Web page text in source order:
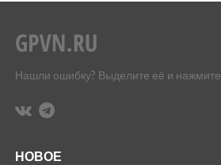
Нашли ошибку? Выделите её и нажмите
НОВОЕ